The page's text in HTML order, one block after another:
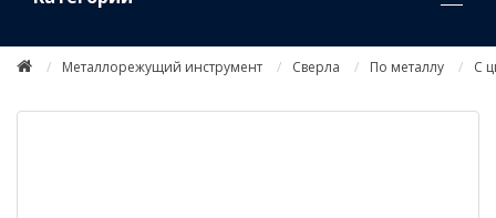
Металлорежущий инструмент Сверла По металлу С